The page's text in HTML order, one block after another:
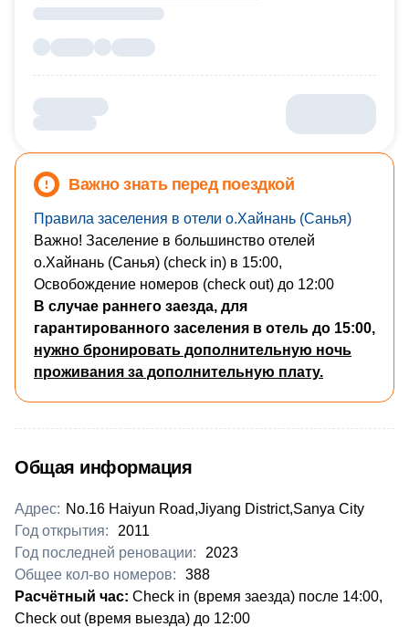
Важно знать перед поездкой
Правила заселения в отели о.Хайнань (Санья)
Важно! Заселение в большинство отелей
о.Хайнань (Санья) (check in) в 15:00,
Освобождение номеров (check out) до 12:00
В случае раннего заезда, для
гарантированного заселения в отель до 15:00,
нужно бронировать дополнительную ночь
проживания за дополнительную плату.
Общая информация
Адрес: No.16 Haiyun Road,Jiyang District,Sanya City
Год открытия:
2011
Год последней реновации:
2023
Общее кол-во номеров:
388
Расчётный час: Check in (время заезда) после 14:00,
Check out (время выезда) до 12:00